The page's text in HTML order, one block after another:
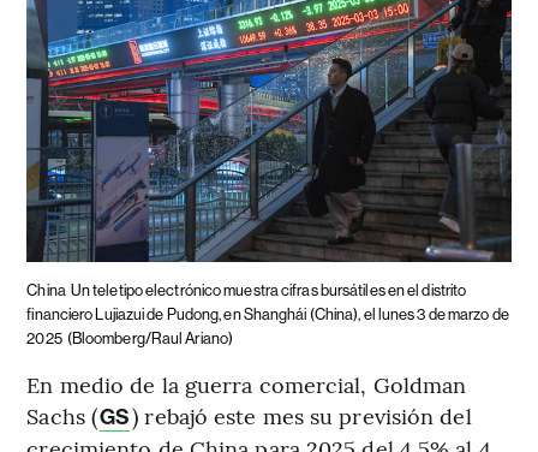
China Un teletipo electrónico muestra cifras bursátiles en el distrito
financiero Lujiazui de Pudong, en Shanghái (China), el lunes 3 de marzo de
2025 (Bloomberg/Raul Ariano)
En medio de la guerra comercial, Goldman
Sachs (GS) rebajó este mes su previsión del